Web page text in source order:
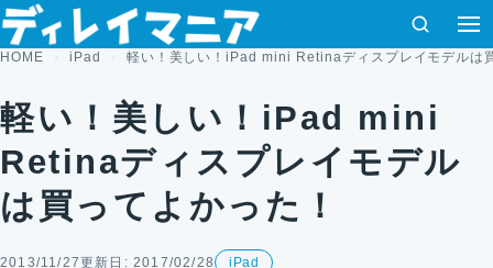
コンテンツへスキップ
検索
HOME iPad 軽い！美しい！iPad mini Retinaディスプレイモデルは
軽い！美しい！iPad mini
Retinaディスプレイモデル
は買ってよかった！
2013/11/27更新日: 2017/02/28 iPad